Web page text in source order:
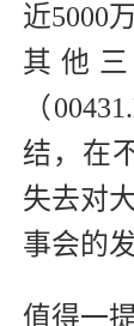
近5000
其他
（
结，在
失去对
事会的
值得一